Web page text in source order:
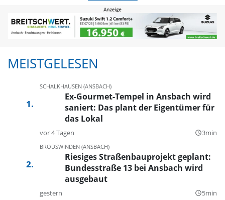
MEISTGELESEN
SCHALKHAUSEN (ANSBACH)
Ex-Gourmet-Tempel in Ansbach wird
saniert: Das plant der Eigentümer für
das Lokal
vor 4 Tagen query_builder3min
BRODSWINDEN (ANSBACH)
Riesiges Straßenbauprojekt geplant:
Bundesstraße 13 bei Ansbach wird
ausgebaut
gestern query_builder5min